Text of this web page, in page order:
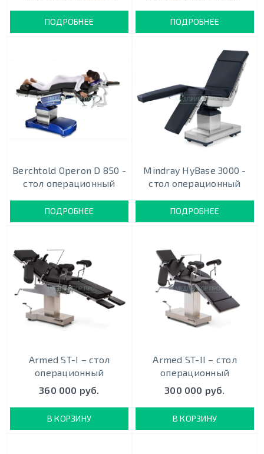
ПОДРОБНЕЕ ПОДРОБНЕЕ
Berchtold Operon D 850 -
стол операционный
ПОДРОБНЕЕ
Mindray HyBase 3000 -
стол операционный
ПОДРОБНЕЕ
Armed ST-I – стол
операционный
360 000 руб.
В КОРЗИНУ
Armed ST-II – стол
операционный
300 000 руб.
В КОРЗИНУ